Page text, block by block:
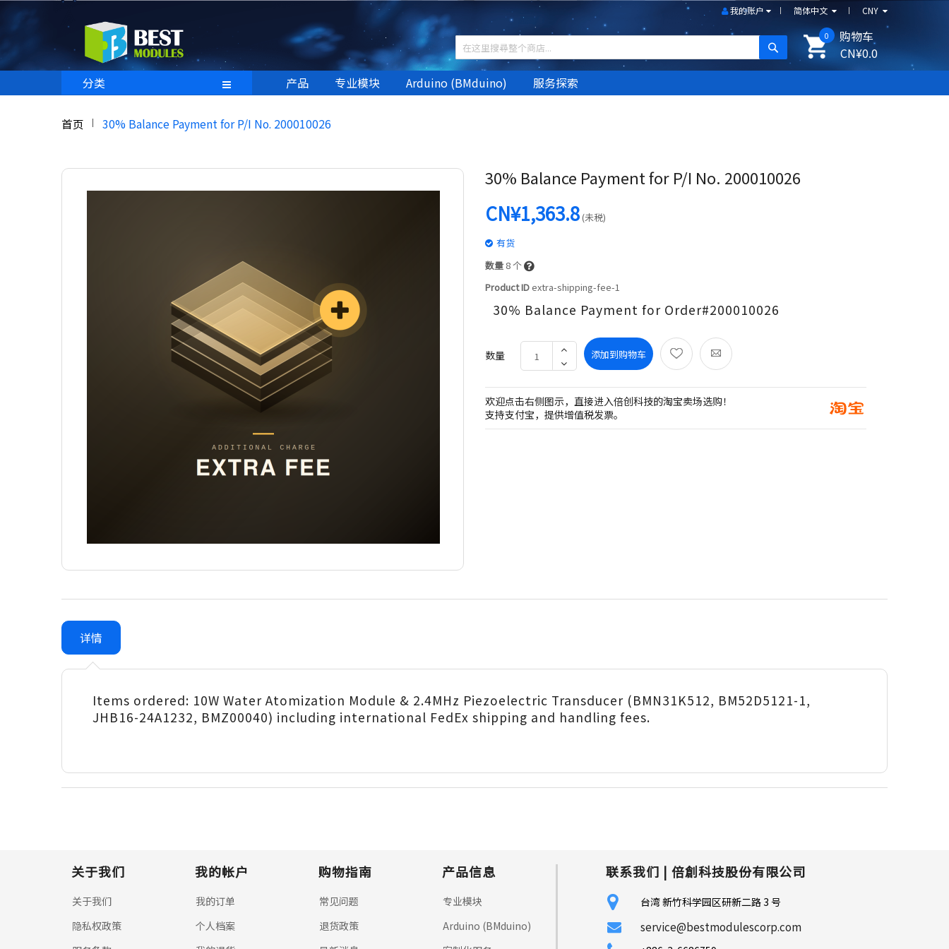
CNY
简体中文
我的账户
购物车
0
CN¥0.0
分类
产品 专业模块 Arduino (BMduino) 服务探索
首页 30% Balance Payment for P/I No. 200010026
30% Balance Payment for P/I No. 200010026
CN¥1,363.8(未税)
有货
数量 8个
Product IDextra-shipping-fee-1
30% Balance Payment for Order#200010026
数量 添加到购物车
欢迎点击右侧图示，直接进入倍创科技的淘宝卖场选购！
支持支付宝，提供增值税发票。
详情
Items ordered: 10W Water Atomization Module & 2.4MHz Piezoelectric Transducer (BMN31K512, BM52D5121-1,
JHB16-24A1232, BMZ00040) including international FedEx shipping and handling fees.
关于我们
关于我们
隐私权政策
我的帐户
我的订单
个人档案
购物指南
常见问题
退货政策
产品信息
专业模块
Arduino (BMduino)
联系我们 | 倍創科技股份有限公司
台湾 新竹科学园区研新二路 3 号
service@bestmodulescorp.com